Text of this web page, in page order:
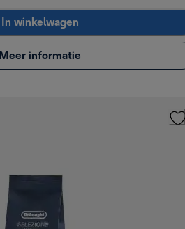
In winkelwagen
Meer informatie